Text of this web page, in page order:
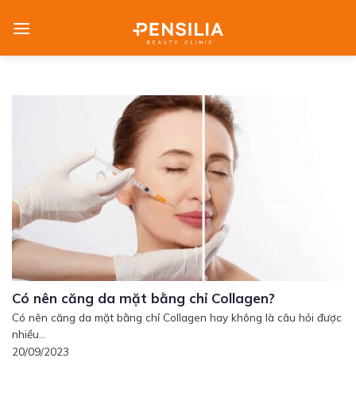
Có nên căng da mặt bằng chỉ Collagen?
Có nên căng da mặt bằng chỉ Collagen hay không là câu hỏi được
nhiều...
20/09/2023